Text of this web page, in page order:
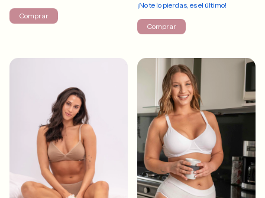
Comprar
¡No te lo pierdas, es el último!
Comprar